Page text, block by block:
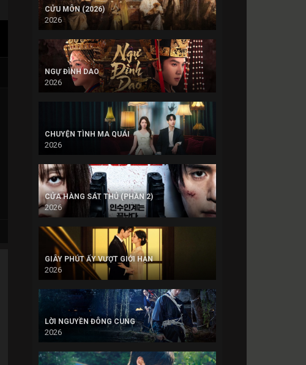
CỬU MÔN (2026)
2026
NGỰ ĐÌNH DAO
2026
CHUYỆN TÌNH MA QUÁI
2026
CỬA HÀNG SÁT THỦ (PHẦN 2)
2026
GIÂY PHÚT ẤY VƯỢT GIỚI HẠN
2026
LỜI NGUYỀN ĐÔNG CUNG
2026